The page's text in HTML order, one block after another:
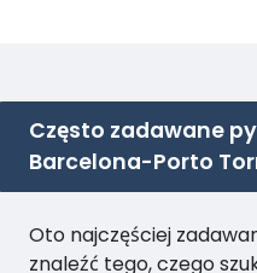
Często zadawane
Barcelona-Porto
Oto najczęściej
znaleźć tego, czego